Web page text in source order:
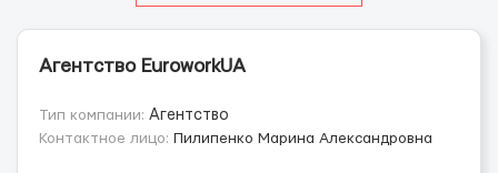
Агентство EuroworkUA
Тип компании: Агентство
Контактное лицо: Пилипенко Марина Александровна